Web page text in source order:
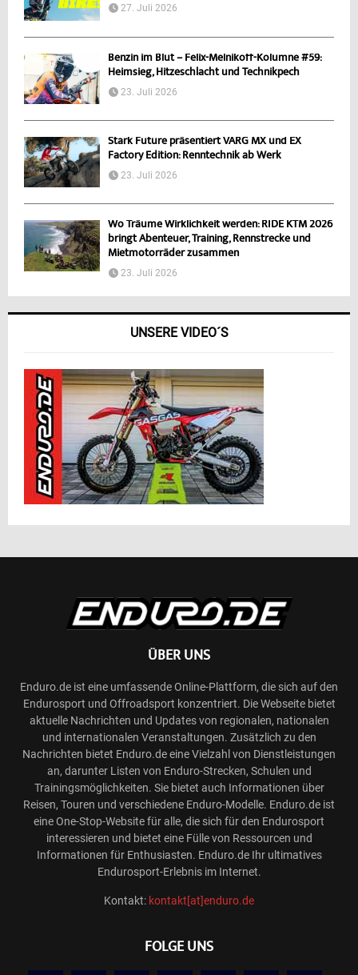
27. Juli 2026
Benzin im Blut – Felix-Melnikoff-Kolumne #59:
Heimsieg, Hitzeschlacht und Technikpech
23. Juli 2026
Stark Future präsentiert VARG MX und EX
Factory Edition: Renntechnik ab Werk
23. Juli 2026
Wo Träume Wirklichkeit werden: RIDE KTM 2026
bringt Abenteuer, Training, Rennstrecke und
Mietmotorräder zusammen
23. Juli 2026
UNSERE VIDEO´S
ÜBER UNS
Enduro.de ist eine umfassende Online-Plattform, die sich auf den
Endurosport und Offroadsport konzentriert. Die Webseite bietet
aktuelle Nachrichten und Updates von regionalen, nationalen
und internationalen Veranstaltungen. Zusätzlich zu den
Nachrichten bietet Enduro.de eine Vielzahl von Dienstleistungen
an, darunter Listen von Enduro-Strecken, Schulen und
Trainingsmöglichkeiten. Sie bietet auch Informationen über
Reisen, Touren und verschiedene Enduro-Modelle. Enduro.de ist
eine One-Stop-Website für alle, die sich für den Endurosport
interessieren und bietet eine Fülle von Ressourcen und
Informationen für Enthusiasten. Enduro.de Ihr ultimatives
Endurosport-Erlebnis im Internet.
Kontakt: kontakt[at]enduro.de
FOLGE UNS